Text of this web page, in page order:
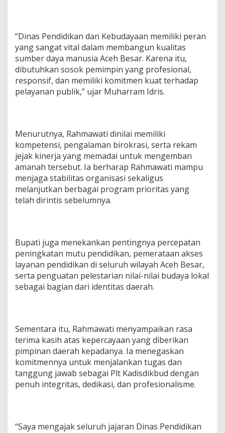
“Dinas Pendidikan dan Kebudayaan memiliki peran
yang sangat vital dalam membangun kualitas
sumber daya manusia Aceh Besar. Karena itu,
dibutuhkan sosok pemimpin yang profesional,
responsif, dan memiliki komitmen kuat terhadap
pelayanan publik,” ujar Muharram Idris.
Menurutnya, Rahmawati dinilai memiliki
kompetensi, pengalaman birokrasi, serta rekam
jejak kinerja yang memadai untuk mengemban
amanah tersebut. Ia berharap Rahmawati mampu
menjaga stabilitas organisasi sekaligus
melanjutkan berbagai program prioritas yang
telah dirintis sebelumnya.
Bupati juga menekankan pentingnya percepatan
peningkatan mutu pendidikan, pemerataan akses
layanan pendidikan di seluruh wilayah Aceh Besar,
serta penguatan pelestarian nilai-nilai budaya lokal
sebagai bagian dari identitas daerah.
Sementara itu, Rahmawati menyampaikan rasa
terima kasih atas kepercayaan yang diberikan
pimpinan daerah kepadanya. Ia menegaskan
komitmennya untuk menjalankan tugas dan
tanggung jawab sebagai Plt Kadisdikbud dengan
penuh integritas, dedikasi, dan profesionalisme.
“Saya mengajak seluruh jajaran Dinas Pendidikan